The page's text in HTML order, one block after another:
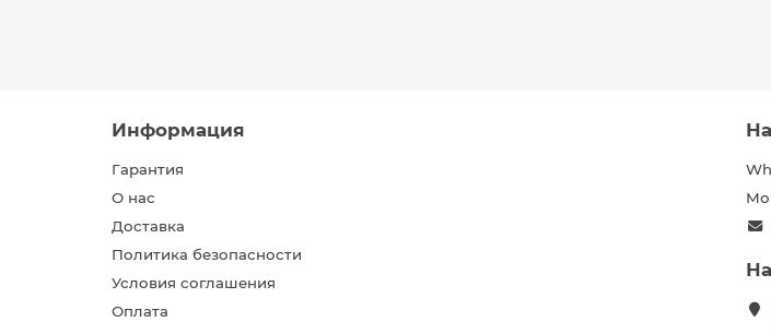
Информация
Гарантия
О нас
Доставка
Политика безопасности
Условия соглашения
Оплата